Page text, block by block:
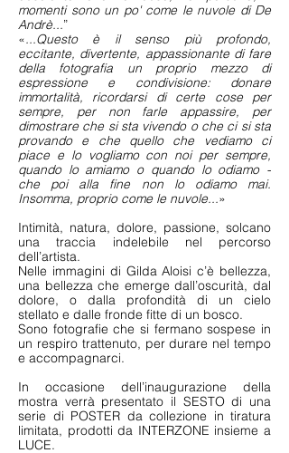
momenti sono un po' come le nuvole di De
Andrè...”
«...Questo è il senso più profondo,
eccitante, divertente, appassionante di fare
della fotografia un proprio mezzo di
espressione e condivisione: donare
immortalità, ricordarsi di certe cose per
sempre, per non farle appassire, per
dimostrare che si sta vivendo o che ci si sta
provando e che quello che vediamo ci
piace e lo vogliamo con noi per sempre,
quando lo amiamo o quando lo odiamo -
che poi alla fine non lo odiamo mai.
Insomma, proprio come le nuvole...»
Intimità, natura, dolore, passione, solcano
una traccia indelebile nel percorso
dell’artista.
Nelle immagini di Gilda Aloisi c’è bellezza,
una bellezza che emerge dall’oscurità, dal
dolore, o dalla profondità di un cielo
stellato e dalle fronde fitte di un bosco.
Sono fotografie che si fermano sospese in
un respiro trattenuto, per durare nel tempo
e accompagnarci.
In occasione dell’inaugurazione della
mostra verrà presentato il SESTO di una
serie di POSTER da collezione in tiratura
limitata, prodotti da INTERZONE insieme a
LUCE.